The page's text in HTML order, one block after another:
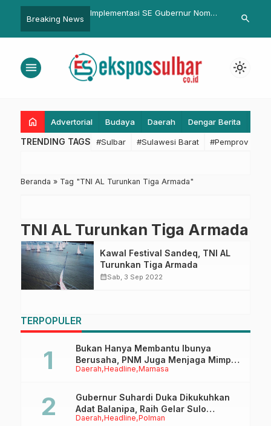
Breaking News
Bukti Keseriusan
Tegakkan
Implementasi SE Gubernur Nomor
Evaluasi Pendapatan di Biro
Bupati
search
menu light_mode
home Advertorial Budaya Daerah Dengar Berita
TRENDING TAGS #Sulbar #Sulawesi Barat #Pemprov
Beranda » Tag "TNI AL Turunkan Tiga Armada"
TNI AL Turunkan Tiga Armada
Kawal Festival Sandeq, TNI AL
Turunkan Tiga Armada
calendar_monthSab, 3 Sep 2022
TERPOPULER
Daerah Headline Mamasa
Bukan Hanya Membantu Ibunya
Berusaha, PNM Juga Menjaga Mimpi
Anaknya Untuk Menggapai Cita-Cita
Daerah Headline Polman
Gubernur Suhardi Duka Dikukuhkan
Adat Balanipa, Raih Gelar Sulo
Tappidena